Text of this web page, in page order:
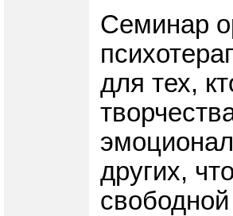
Семинар
для тех,
других,